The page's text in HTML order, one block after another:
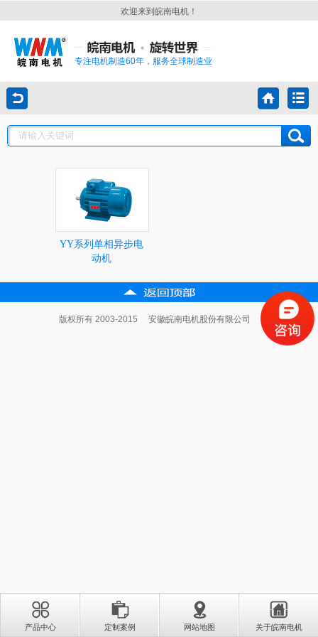
欢迎来到皖南电机！
专注电机制造60年，服务全球制造业
YY系列单相异步电
动机
版权所有 2003-2015 安徽皖南电机股份有限公司
产品中心 定制案例 网站地图 关于皖南电机